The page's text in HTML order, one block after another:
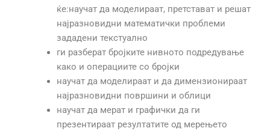
ќе:научат да моделираат, претстават и решат
најразновидни математички проблеми
зададени текстуално
ги разберат бројките нивното подредување
како и операциите со бројки
научат да моделираат и да димензионираат
најразновидни површини и облици
научат да мерат и графички да ги
презентираат резултатите од мерењето